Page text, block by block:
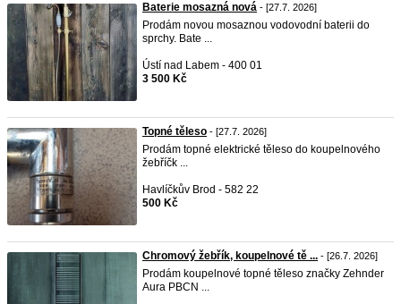
Baterie mosazná nová - [27.7. 2026]
Prodám novou mosaznou vodovodní baterii do
sprchy. Bate ...
Ústí nad Labem - 400 01
3 500 Kč
Topné těleso - [27.7. 2026]
Prodám topné elektrické těleso do koupelnového
žebříčk ...
Havlíčkův Brod - 582 22
500 Kč
Chromový žebřík, koupelnové tě ... - [26.7. 2026]
Prodám koupelnové topné těleso značky Zehnder
Aura PBCN ...